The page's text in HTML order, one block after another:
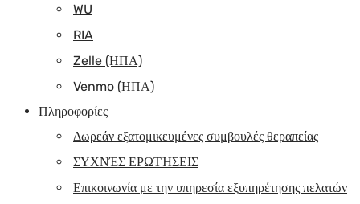
WU
RIA
Zelle (ΗΠΑ)
Venmo (ΗΠΑ)
Πληροφορίες
Δωρεάν εξατομικευμένες συμβουλές θεραπείας
ΣΥΧΝΈΣ ΕΡΩΤΉΣΕΙΣ
Επικοινωνία με την υπηρεσία εξυπηρέτησης πελατών